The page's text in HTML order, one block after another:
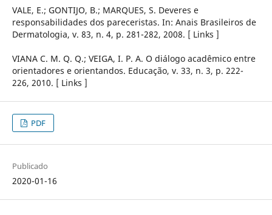
VALE, E.; GONTIJO, B.; MARQUES, S. Deveres e
responsabilidades dos pareceristas. In: Anais Brasileiros de
Dermatologia, v. 83, n. 4, p. 281-282, 2008. [ Links ]
VIANA C. M. Q. Q.; VEIGA, I. P. A. O diálogo acadêmico entre
orientadores e orientandos. Educação, v. 33, n. 3, p. 222-
226, 2010. [ Links ]
PDF
Publicado
2020-01-16